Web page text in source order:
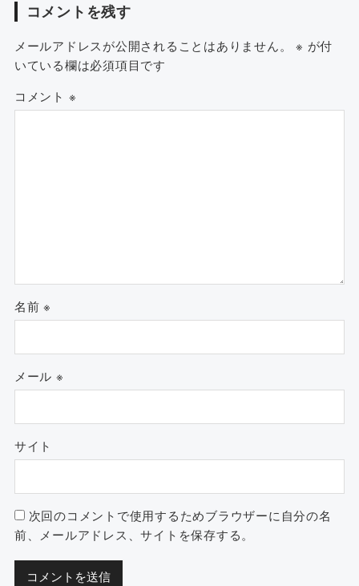
コメントを残す
メールアドレスが公開されることはありません。 ※ が付
いている欄は必須項目です
コメント ※
名前※
メール ※
サイト
次回のコメントで使用するためブラウザーに自分の名
前、メールアドレス、サイトを保存する。